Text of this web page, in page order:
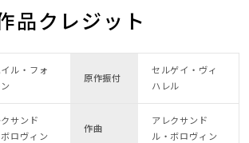
品クレジット
イル・フォ
原作振付
セルゲイ・ヴィ
ハレル
サンド
ロヴィン
作曲
アレクサンド
ル・ボロヴィン